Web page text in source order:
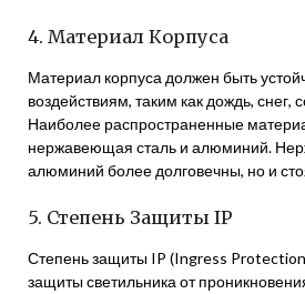
4. Материал Корпуса
Материал корпуса должен быть
воздействиям, таким как дождь, снег,
Наиболее распространенные
нержавеющая сталь и алюминий.
алюминий более долговечны, но и
5. Степень Защиты IP
Степень защиты IP (Ingress
защиты светильника от